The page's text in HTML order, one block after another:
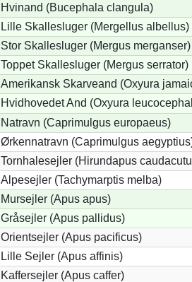
Hvinand (Bucephala clangula)
Lille Skallesluger (Mergellus albellus)
Stor Skallesluger (Mergus merganser)
Toppet Skallesluger (Mergus serrator)
Amerikansk Skarveand (Oxyura
Hvidhovedet And (Oxyura
Natravn (Caprimulgus europaeus)
Ørkennatravn (Caprimulgus
Tornhalesejler (Hirundapus
Alpesejler (Tachymarptis melba)
Mursejler (Apus apus)
Gråsejler (Apus pallidus)
Orientsejler (Apus pacificus)
Lille Sejler (Apus affinis)
Kaffersejler (Apus caffer)